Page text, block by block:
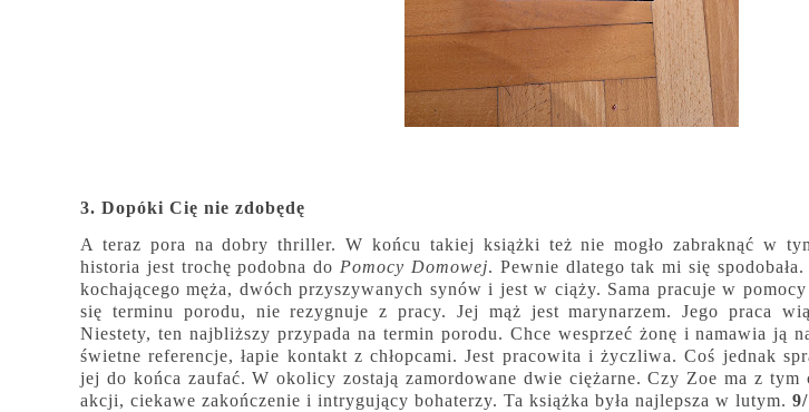
3. Dopóki Cię nie zdobędę
A teraz pora na dobry thriller. W końcu takiej książki też nie mogło zabraknąć w
historia jest trochę podobna do Pomocy Domowej. Pewnie dlatego tak mi się
kochającego męża, dwóch przyszywanych synów i jest w ciąży. Sama pracuje w
się terminu porodu, nie rezygnuje z pracy. Jej mąż jest marynarzem. Jego praca
Niestety, ten najbliższy przypada na termin porodu. Chce wesprzeć żonę i namawia ją
świetne referencje, łapie kontakt z chłopcami. Jest pracowita i życzliwa. Coś jednak
jej do końca zaufać. W okolicy zostają zamordowane dwie ciężarne. Czy Zoe ma z tym
akcji, ciekawe zakończenie i intrygujący bohaterzy. Ta książka była najlepsza w lutym.